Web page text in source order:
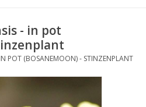
- in pot
POT (BOSANEMOON) - STINZENPLANT